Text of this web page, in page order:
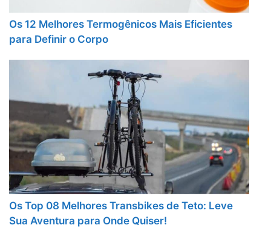
Os 12 Melhores Termogênicos Mais Eficientes
para Definir o Corpo
Os Top 08 Melhores Transbikes de Teto: Leve
Sua Aventura para Onde Quiser!